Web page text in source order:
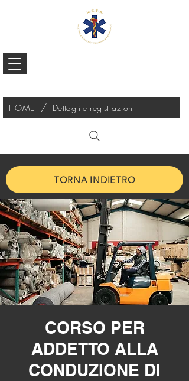
HOME / Dettagli e registrazioni
TORNA INDIETRO
CORSO PER
ADDETTO ALLA
CONDUZIONE DI